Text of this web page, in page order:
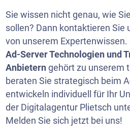
Sie wissen nicht genau, wie
sollen? Dann kontaktieren Sie
von unserem Expertenwissen.
Ad-Server Technologien und
Anbietern gehört zu unserem
beraten Sie strategisch beim
entwickeln individuell für Ihr
der Digitalagentur Plietsch
Melden Sie sich jetzt bei uns!